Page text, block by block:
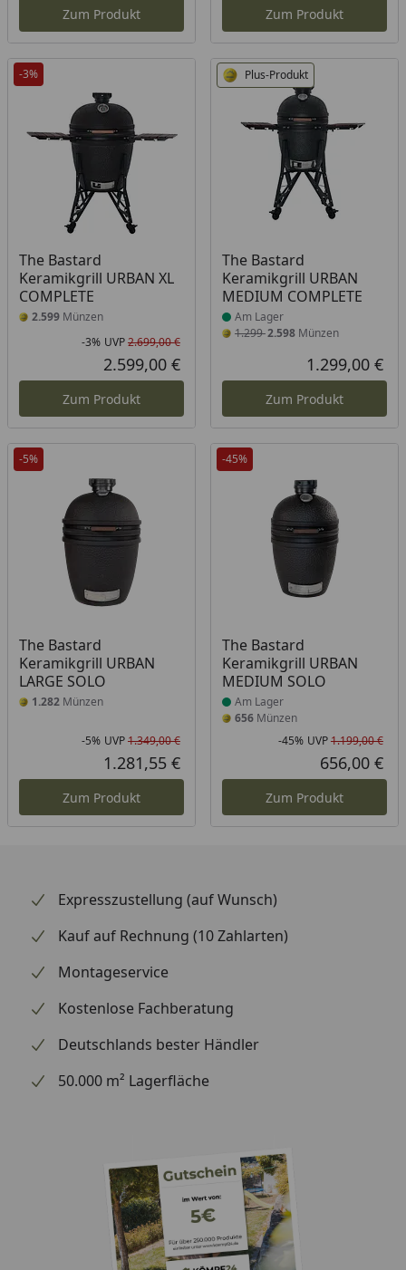
Zum Produkt Zum Produkt
-3%
The Bastard
Keramikgrill URBAN XL
COMPLETE
2.599 Münzen
Rabatt in Prozent
-3%
Ursprünglicher Preis
UVP2.699,00 €
Aktueller Preis
2.599,00 €
Zum Produkt
Plus-Produkt
The Bastard
Keramikgrill URBAN
MEDIUM COMPLETE
Produkt am Lager
Am Lager
1.2992.598Münzen
1.299,00 €
Zum Produkt
-5%
The Bastard
Keramikgrill URBAN
LARGE SOLO
1.282 Münzen
Rabatt in Prozent
-5%
Ursprünglicher Preis
UVP1.349,00 €
Aktueller Preis
1.281,55 €
Zum Produkt
-45%
The Bastard
Keramikgrill URBAN
MEDIUM SOLO
Produkt am Lager
Am Lager
656Münzen
-45% UVP1.199,00 €
656,00 €
Zum Produkt
Expresszustellung (auf Wunsch)
Kauf auf Rechnung (10 Zahlarten)
Montageservice
Kostenlose Fachberatung
Deutschlands bester Händler
50.000 m² Lagerfläche